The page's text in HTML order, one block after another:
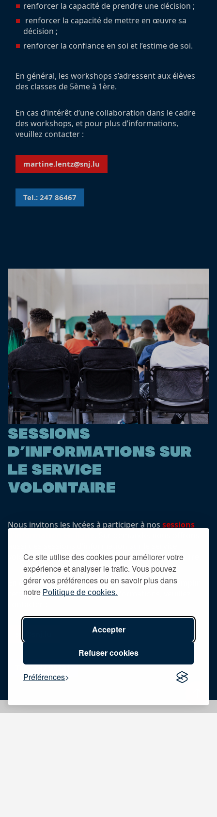
Ce site utilise des cookies pour améliorer votre
expérience et analyser le trafic. Vous pouvez
gérer vos préférences ou en savoir plus dans
notre Politique de cookies.
Accepter
Refuser cookies
Préférences
renforcer la capacité de prendre une décision ;
renforcer la capacité de mettre en œuvre sa
décision ;
renforcer la confiance en soi et l’estime de soi.
En général, les workshops s’adressent aux élèves
des classes de 5ème à 1ère.
En cas d’intérêt d’une collaboration dans le cadre
des workshops, et pour plus d’informations,
veuillez contacter :
martine.lentz@snj.lu
Tel.: 247 86467
SESSIONS
D’INFORMATIONS SUR
LE SERVICE
VOLONTAIRE
Nous invitons les lycées à participer à nos sessions
volontaire en présentiel, dans les classes de 3e à 1re.
En cas d’intérêt d’une collaboration merci de remplir
cettedemande. Pour plus d’informations, veuillez
Tel. : 247 95281